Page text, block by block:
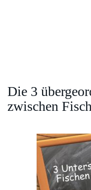
Die 3
zwischen